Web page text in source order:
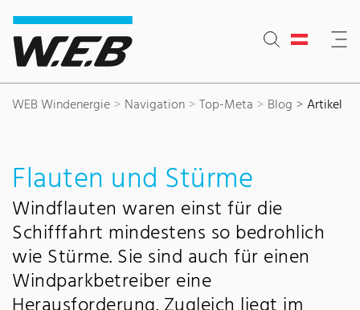
Inhaltsbereich
Suche
Hauptnavigation
Kontakt
Footer
WEB Windenergie Navigation Top-Meta Blog Artikel
Flauten und Stürme
Windflauten waren einst für die
Schifffahrt mindestens so bedrohlich
wie Stürme. Sie sind auch für einen
Windparkbetreiber eine